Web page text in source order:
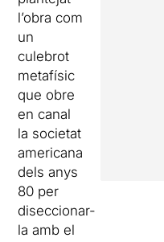
l’obra com
un
culebrot
metafísic
que obre
en canal
la societat
americana
dels anys
80 per
diseccionar-
la amb el